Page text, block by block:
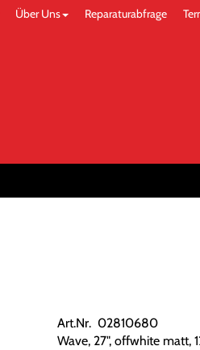
Über Uns Reparaturabfrage
Art.Nr. 02810680
Wave, 27", offwhite matt,